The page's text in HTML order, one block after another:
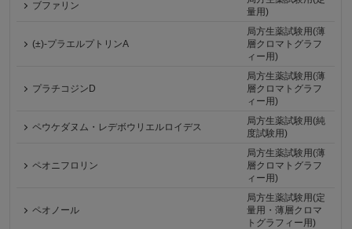
ブファリン
量用)
(±)-プラエルプトリンA
局方生薬試験用(薄
層クロマトグラフ
ィー用)
プラチコジンD
局方生薬試験用(薄
層クロマトグラフ
ィー用)
ペウケダヌム・レデボウリエルロイデス
局方生薬試験用(純
度試験用)
ペオニフロリン
局方生薬試験用(薄
層クロマトグラフ
ィー用)
ペオノール
局方生薬試験用(定
量用・薄層クロマ
トグラフィー用)